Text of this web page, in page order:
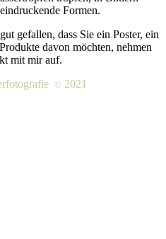
Formen.
gefallen, dass Sie ein Poster, ein
davon möchten, nehmen
mit mir auf.
© 2021